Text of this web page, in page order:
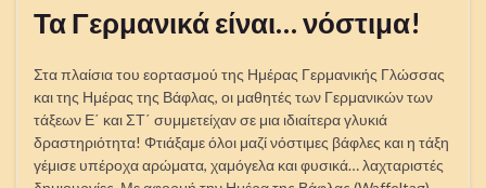
Τα Γερμανικά είναι… νόστιμα!
Στα πλαίσια του εορτασμού της Ημέρας Γερμανικής Γλώσσας
και της Ημέρας της Βάφλας, οι μαθητές των Γερμανικών των
τάξεων Ε΄ και ΣΤ΄ συμμετείχαν σε μια ιδιαίτερα γλυκιά
δραστηριότητα! Φτιάξαμε όλοι μαζί νόστιμες βάφλες και η τάξη
γέμισε υπέροχα αρώματα, χαμόγελα και φυσικά… λαχταριστές